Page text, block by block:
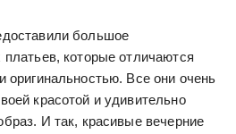
большое
платьев, которые отличаются
оригинальностью. Все они очень
красотой и удивительно
И так, красивые вечерние